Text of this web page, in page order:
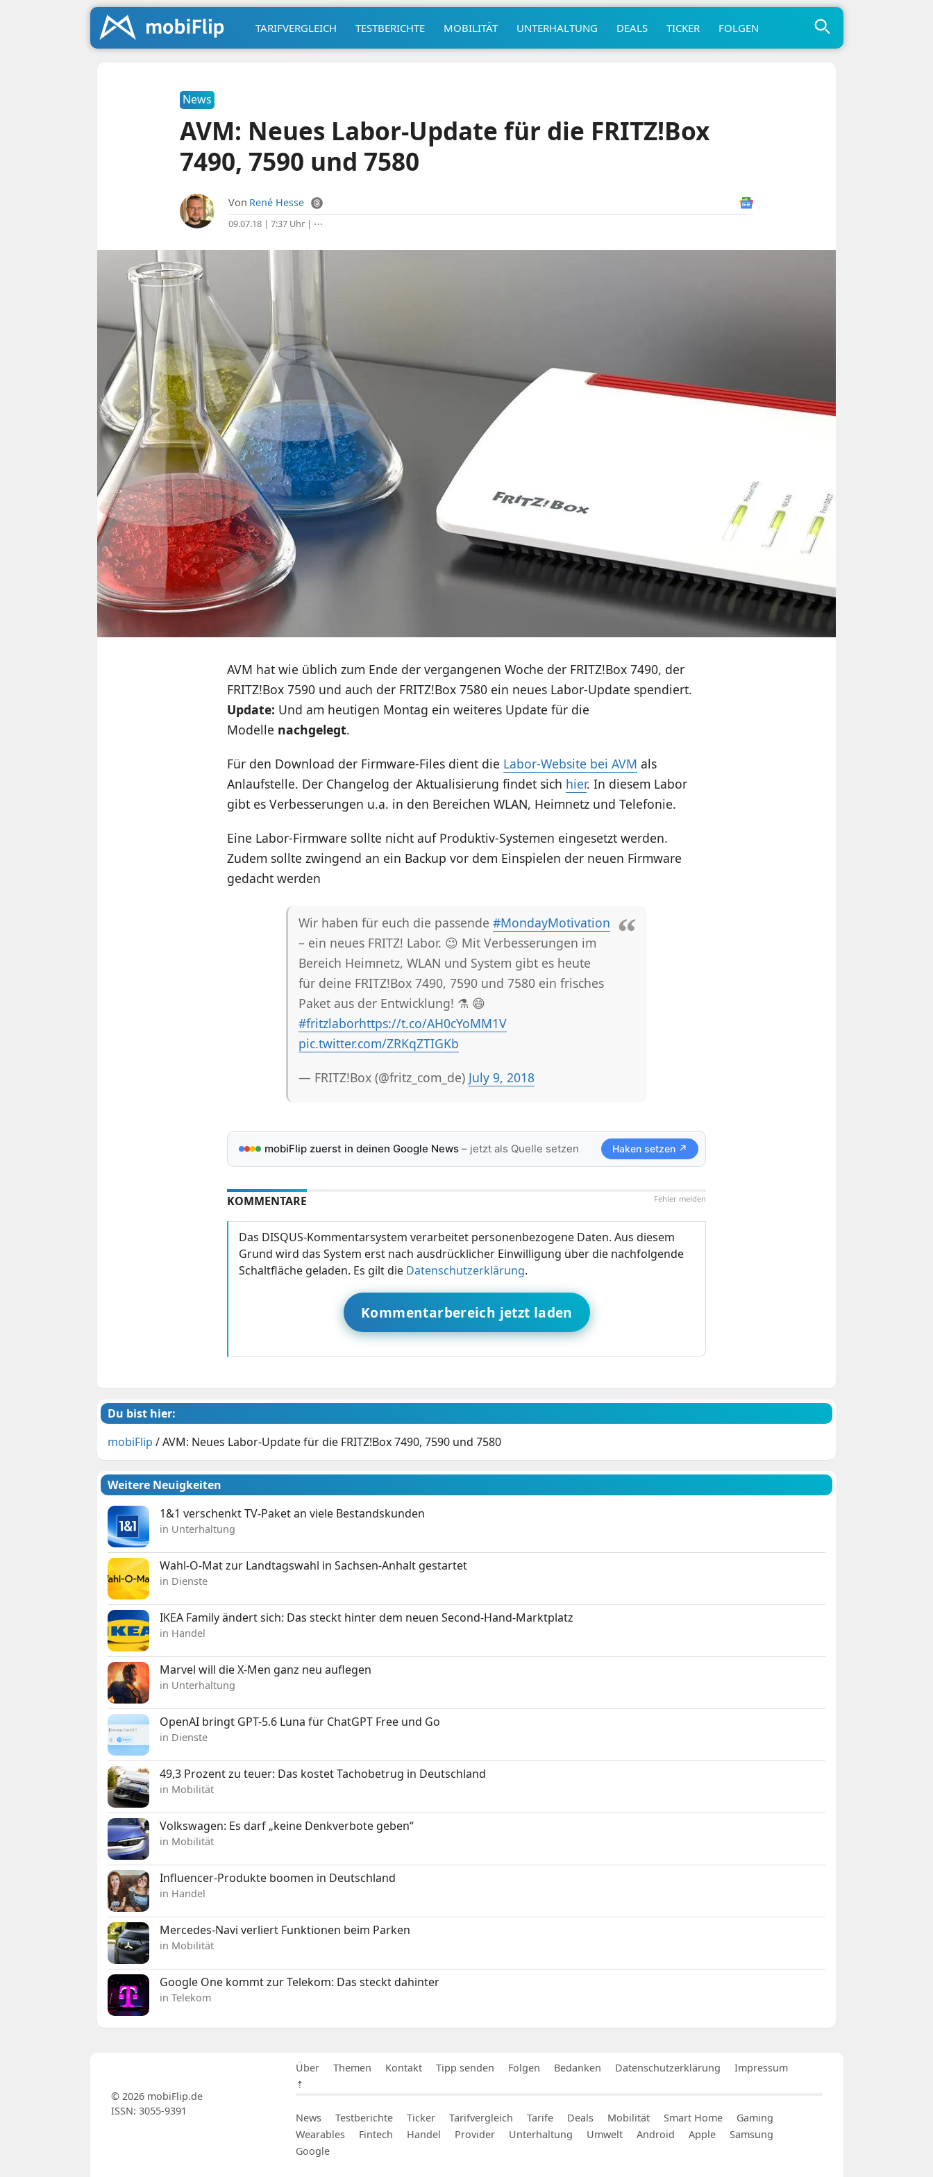
TARIFVERGLEICH TESTBERICHTE MOBILITÄT UNTERHALTUNG DEALS TICKER FOLGEN
News
AVM: Neues Labor-Update für die FRITZ!Box
7490, 7590 und 7580
Von René Hesse
09.07.18 | 7:37 Uhr| ⋯
AVM hat wie üblich zum Ende der vergangenen Woche der FRITZ!Box 7490, der
FRITZ!Box 7590 und auch der FRITZ!Box 7580 ein neues Labor-Update spendiert.
Update: Und am heutigen Montag ein weiteres Update für die
Modelle nachgelegt.
Für den Download der Firmware-Files dient die Labor-Website bei AVM als
Anlaufstelle. Der Changelog der Aktualisierung findet sich hier. In diesem Labor
gibt es Verbesserungen u.a. in den Bereichen WLAN, Heimnetz und Telefonie.
Eine Labor-Firmware sollte nicht auf Produktiv-Systemen eingesetzt werden.
Zudem sollte zwingend an ein Backup vor dem Einspielen der neuen Firmware
gedacht werden
Wir haben für euch die passende #MondayMotivation
– ein neues FRITZ! Labor. 😉 Mit Verbesserungen im
Bereich Heimnetz, WLAN und System gibt es heute
für deine FRITZ!Box 7490, 7590 und 7580 ein frisches
Paket aus der Entwicklung! ⚗️ 😄
#fritzlaborhttps://t.co/AH0cYoMM1V
pic.twitter.com/ZRKqZTIGKb
— FRITZ!Box (@fritz_com_de) July 9, 2018
mobiFlip zuerst in deinen Google News– jetzt als Quelle setzen Haken setzen ↗
Fehler melden
KOMMENTARE
Das DISQUS-Kommentarsystem verarbeitet personenbezogene Daten. Aus diesem
Grund wird das System erst nach ausdrücklicher Einwilligung über die nachfolgende
Schaltfläche geladen. Es gilt die Datenschutzerklärung.
Kommentarbereich jetzt laden
Du bist hier:
mobiFlip /AVM: Neues Labor-Update für die FRITZ!Box 7490, 7590 und 7580
Weitere Neuigkeiten
1&1 verschenkt TV-Paket an viele Bestandskunden
in Unterhaltung
Wahl-O-Mat zur Landtagswahl in Sachsen-Anhalt gestartet
in Dienste
IKEA Family ändert sich: Das steckt hinter dem neuen Second-Hand-Marktplatz
in Handel
Marvel will die X-Men ganz neu auflegen
in Unterhaltung
OpenAI bringt GPT-5.6 Luna für ChatGPT Free und Go
in Dienste
49,3 Prozent zu teuer: Das kostet Tachobetrug in Deutschland
in Mobilität
Volkswagen: Es darf „keine Denkverbote geben“
in Mobilität
Influencer-Produkte boomen in Deutschland
in Handel
Mercedes-Navi verliert Funktionen beim Parken
in Mobilität
Google One kommt zur Telekom: Das steckt dahinter
in Telekom
Über Themen Kontakt Tipp senden Folgen Bedanken Datenschutzerklärung
Impressum
⇡
News Testberichte Ticker Tarifvergleich Tarife Deals Mobilität Smart Home
Gaming
Wearables
Fintech Handel Provider Unterhaltung Umwelt Android Apple
Samsung
Google
© 2026 mobiFlip.de
ISSN: 3055-9391